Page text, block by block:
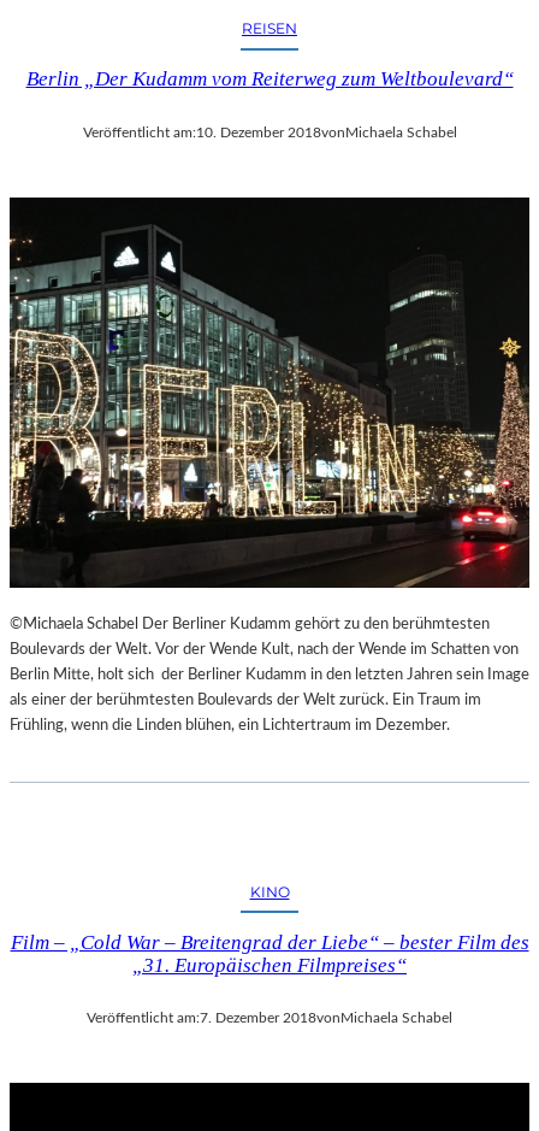
REISEN
Berlin „Der Kudamm vom Reiterweg zum Weltboulevard“
Veröffentlicht am:10. Dezember 2018vonMichaela Schabel
©Michaela Schabel Der Berliner Kudamm gehört zu den berühmtesten
Boulevards der Welt. Vor der Wende Kult, nach der Wende im Schatten von
Berlin Mitte, holt sich der Berliner Kudamm in den letzten Jahren sein Image
als einer der berühmtesten Boulevards der Welt zurück. Ein Traum im
Frühling, wenn die Linden blühen, ein Lichtertraum im Dezember.
KINO
Film – „Cold War – Breitengrad der Liebe“ – bester Film des
„31. Europäischen Filmpreises“
Veröffentlicht am:7. Dezember 2018vonMichaela Schabel